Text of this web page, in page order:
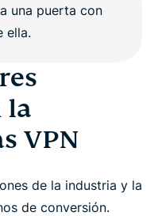
prémium más
la
VPN
de la industria y la
de conversión.